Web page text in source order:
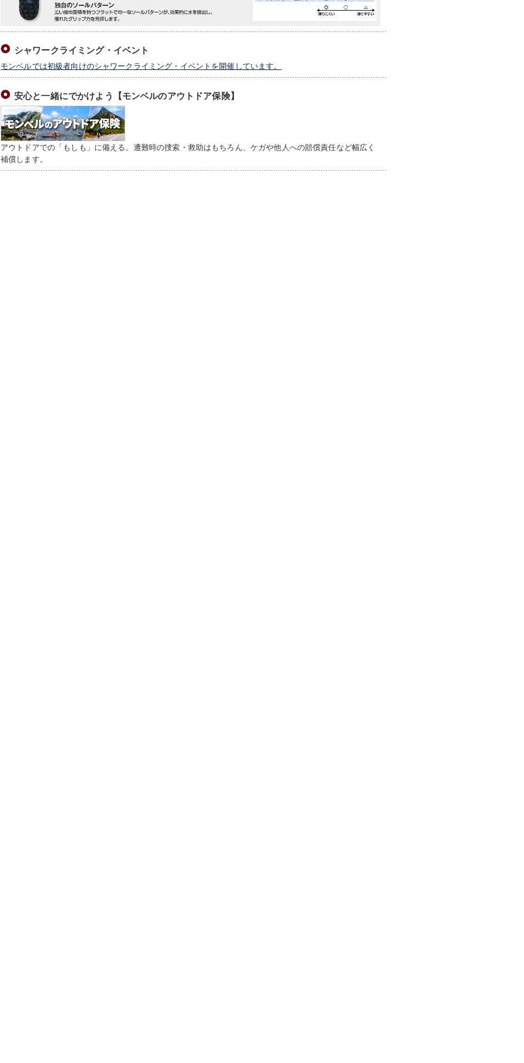
シャワークライミング・イベント
モンベルでは初級者向けのシャワークライミング・イベントを開催しています。
安心と一緒にでかけよう【モンベルのアウトドア保険】
アウトドアでの「もしも」に備える。遭難時の捜索・救助はもちろん、ケガや他人への賠償責任など幅広く
補償します。